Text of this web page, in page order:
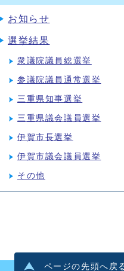
お知らせ
選挙結果
衆議院議員総選挙
参議院議員通常選挙
三重県知事選挙
三重県議会議員選挙
伊賀市長選挙
伊賀市議会議員選挙
その他
ページの先頭へ戻